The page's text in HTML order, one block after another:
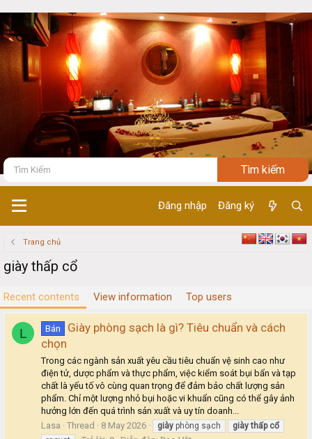
Đăng nhập Đăng ký
Trang chủ
giày thấp cổ
Recent contents View information Top users
L Bán
Giày phòng sạch là gì? Tiêu chuẩn và cách
chọn
Trong các ngành sản xuất yêu cầu tiêu chuẩn vệ sinh cao như
điện tử, dược phẩm và thực phẩm, việc kiểm soát bụi bẩn và tạp
chất là yếu tố vô cùng quan trọng để đảm bảo chất lượng sản
phẩm. Chỉ một lượng nhỏ bụi hoặc vi khuẩn cũng có thể gây ảnh
hưởng lớn đến quá trình sản xuất và uy tín doanh...
Lasa
Thread 8 May 2026 giày phòng sạch giày thấp cổ